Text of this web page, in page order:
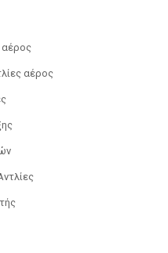
αέρος
αέρος